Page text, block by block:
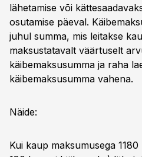
lähetamise või
osutamise päeval.
juhul summa, mis leitakse
maksustatavalt väärtuselt
käibemaksusumma ja raha
käibemaksusumma vahena.
Näide:
Kui kaup maksumusega